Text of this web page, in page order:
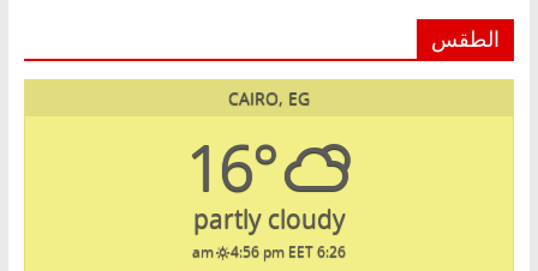
الطقس
CAIRO, EG
16°
partly cloudy
6:26 am
4:56 pm EET